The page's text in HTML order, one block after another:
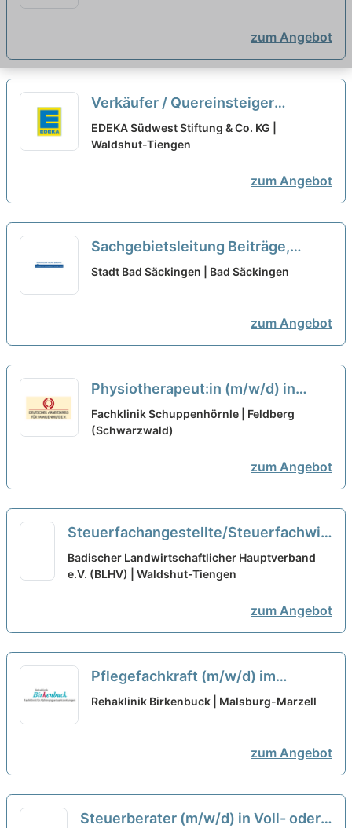
zum Angebot
Verkäufer / Quereinsteiger
Frischetheke (m/w/d) Vollzeit /
Teilzeit neu
EDEKA Südwest Stiftung & Co. KG |
Waldshut-Tiengen
zum Angebot
Sachgebietsleitung Beiträge,
Steuern und Abgaben (m/w/d) in
Stadt Bad Säckingen | Bad Säckingen
zum Angebot
Physiotherapeut:in (m/w/d) in
Teilzeit - Arbeiten wo andere
Urlaub machen!
Fachklinik Schuppenhörnle | Feldberg
(Schwarzwald)
zum Angebot
Steuerfachangestellte/Steuerfachwirt
(m/w/d) in Voll- oder Teilzeit neu
Badischer Landwirtschaftlicher Hauptverband
e.V. (BLHV) | Waldshut-Tiengen
zum Angebot
Pflegefachkraft (m/w/d) im
Nachtdienst in Teilzeit - Herzlich
Rehaklinik Birkenbuck | Malsburg-Marzell
zum Angebot
Steuerberater (m/w/d) in Voll- oder